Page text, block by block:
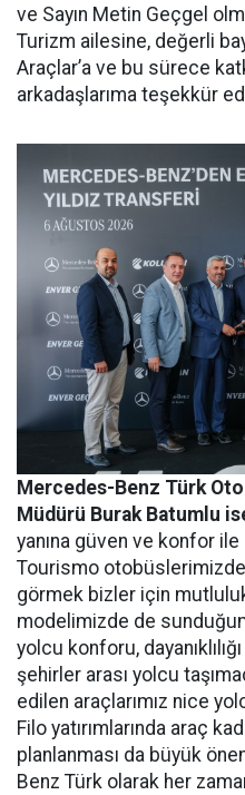
ve Sayın Metin Geçgel
Turizm ailesine, değerli
Araçlar’a ve bu sürece
arkadaşlarıma teşekkür
Mercedes-Benz Türk
Müdürü Burak Batumlu
yanına güven ve konfor
Tourismo
görmek bizler için
modelimizde de
yolcu konforu,
şehirler arası yolcu
edilen araçlarımız nice
Filo yatırımlarında araç
planlanması da büyük
Benz Türk olarak her